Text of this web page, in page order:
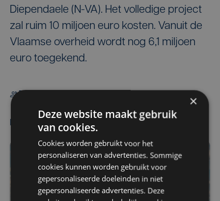
Diependaele (N-VA). Het volledige project
zal ruim 10 miljoen euro kosten. Vanuit de
Vlaamse overheid wordt nog 6,1 miljoen
euro toegekend.
De redactie ×
Deze website maakt gebruik
van cookies.
Cookies worden gebruikt voor het
personaliseren van advertenties. Sommige
cookies kunnen worden gebruikt voor
gepersonaliseerde doeleinden in niet
gepersonaliseerde advertenties. Deze